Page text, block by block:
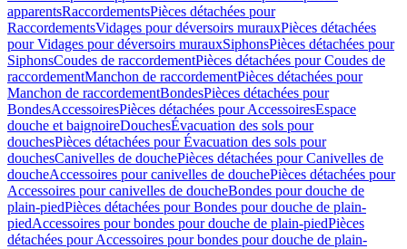
apparentsRaccordementsPièces détachées pour
RaccordementsVidages pour déversoirs murauxPièces détachées
pour Vidages pour déversoirs murauxSiphonsPièces détachées pour
SiphonsCoudes de raccordementPièces détachées pour Coudes de
raccordementManchon de raccordementPièces détachées pour
Manchon de raccordementBondesPièces détachées pour
BondesAccessoiresPièces détachées pour AccessoiresEspace
douche et baignoireDouchesÉvacuation des sols pour
douchesPièces détachées pour Évacuation des sols pour
douchesCanivelles de douchePièces détachées pour Canivelles de
doucheAccessoires pour canivelles de douchePièces détachées pour
Accessoires pour canivelles de doucheBondes pour douche de
plain-piedPièces détachées pour Bondes pour douche de plain-
piedAccessoires pour bondes pour douche de plain-piedPièces
détachées pour Accessoires pour bondes pour douche de plain-